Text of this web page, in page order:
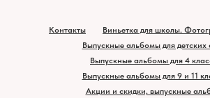
Контакты
Виньетка для школы.
Выпускные альбомы для детских
Выпускные альбомы для 4
Выпускные альбомы для 9 и 11
Акции и скидки, выпускные